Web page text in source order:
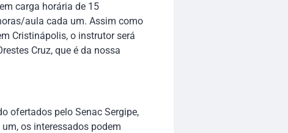
carga horária de 15
aula cada um. Assim como
Cristinápolis, o instrutor será
Cruz, que é da nossa
ofertados pelo Senac Sergipe,
os interessados podem